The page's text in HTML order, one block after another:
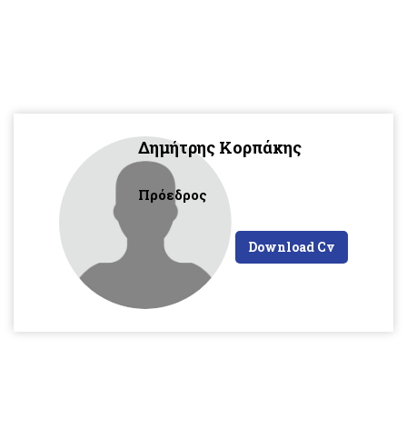
Δημήτρης Κορπάκης
Πρόεδρος
Download Cv